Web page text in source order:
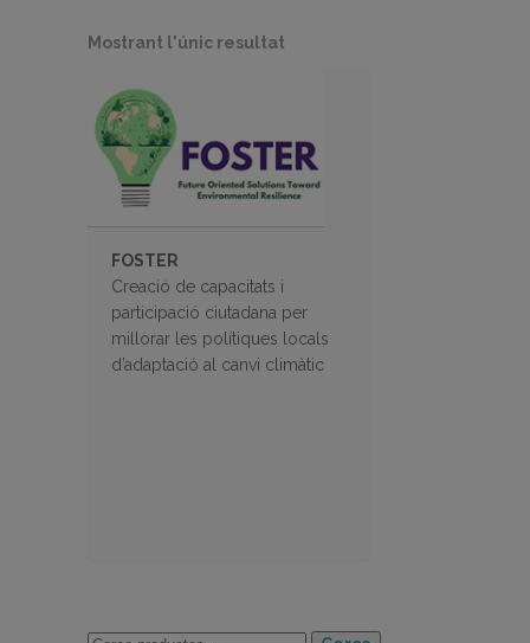
Mostrant l'únic resultat
FOSTER
Creació de capacitats i
participació ciutadana per
millorar les polítiques locals
d’adaptació al canvi climàtic